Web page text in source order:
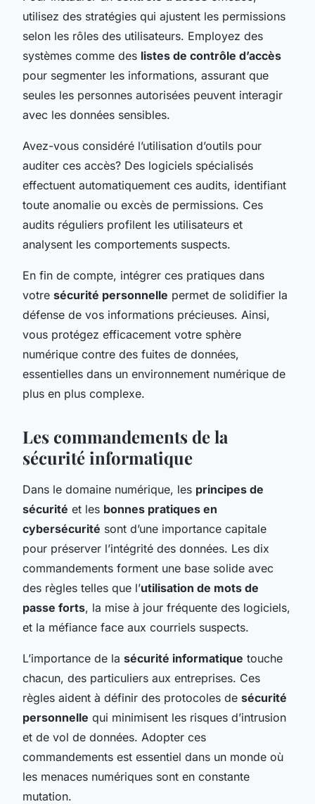
utilisez des stratégies qui ajustent les permissions
selon les rôles des utilisateurs. Employez des
systèmes comme des listes de contrôle d’accès
pour segmenter les informations, assurant que
seules les personnes autorisées peuvent interagir
avec les données sensibles.
Avez-vous considéré l’utilisation d’outils pour
auditer ces accès? Des logiciels spécialisés
effectuent automatiquement ces audits, identifiant
toute anomalie ou excès de permissions. Ces
audits réguliers profilent les utilisateurs et
analysent les comportements suspects.
En fin de compte, intégrer ces pratiques dans
votre sécurité personnelle permet de solidifier la
défense de vos informations précieuses. Ainsi,
vous protégez efficacement votre sphère
numérique contre des fuites de données,
essentielles dans un environnement numérique de
plus en plus complexe.
Les commandements de la
sécurité informatique
Dans le domaine numérique, les principes de
sécurité et les bonnes pratiques en
cybersécurité sont d’une importance capitale
pour préserver l’intégrité des données. Les dix
commandements forment une base solide avec
des règles telles que l’utilisation de mots de
passe forts, la mise à jour fréquente des logiciels,
et la méfiance face aux courriels suspects.
L’importance de la sécurité informatique touche
chacun, des particuliers aux entreprises. Ces
règles aident à définir des protocoles de sécurité
personnelle qui minimisent les risques d’intrusion
et de vol de données. Adopter ces
commandements est essentiel dans un monde où
les menaces numériques sont en constante
mutation.